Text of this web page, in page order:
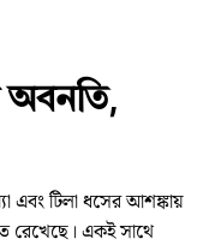
অবনতি,
এবং টিলা ধসের আশঙ্কায়
রেখেছে। একই সাথে